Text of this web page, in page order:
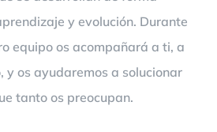
y evolución. Durante
equipo os acompañará a ti, a
y os ayudaremos a solucionar
tanto os preocupan.